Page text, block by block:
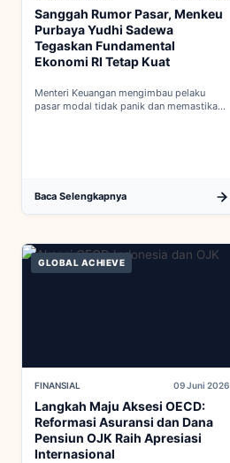
Sanggah Rumor Pasar, Menkeu
Purbaya Yudhi Sadewa
Tegaskan Fundamental
Ekonomi RI Tetap Kuat
Menteri Keuangan mengimbau pelaku
pasar modal tidak panik dan memastikan
Baca Selengkapnya
GLOBAL ACHIEVE
FINANSIAL 09 Juni 2026
Langkah Maju Aksesi OECD:
Reformasi Asuransi dan Dana
Pensiun OJK Raih Apresiasi
Internasional